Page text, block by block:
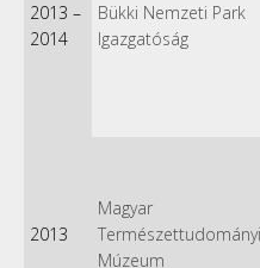
2013 –
2014
Bükki Nemzeti Park
Igazgatóság
2013
Magyar
Természettudományi
Múzeum